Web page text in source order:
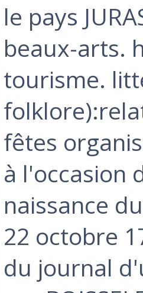
‎le pays
beaux-arts.
tourisme.
fêtes
à l'occasion
naissance
22 octobre
du journal